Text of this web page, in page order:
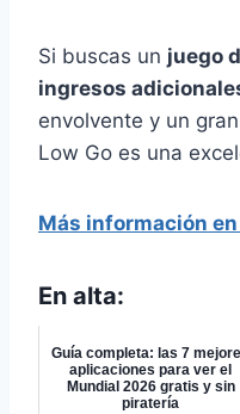
Si buscas un juego
ingresos
envolvente y un
Low Go es una
Más información
En alta:
Guía completa: las 7
aplicaciones para ver el
Mundial 2026 gratis y sin
piratería